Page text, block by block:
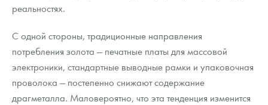
реальностях.
С одной стороны, традиционные направления
потребления золота — печатные платы для массовой
электроники, стандартные выводные рамки и упаковочная
проволока — постепенно снижают содержание
драгметалла. Маловероятно, что эта тенденция изменится